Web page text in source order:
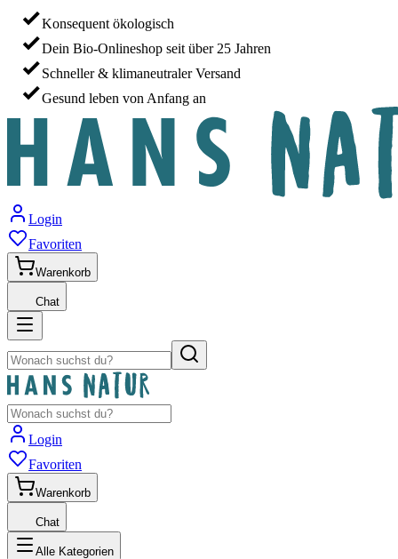
Konsequent ökologisch
Dein Bio-Onlineshop seit über 25 Jahren
Schneller & klimaneutraler Versand
Gesund leben von Anfang an
Login
Favoriten
Warenkorb
Chat
Login
Favoriten
Warenkorb
Chat
Alle Kategorien